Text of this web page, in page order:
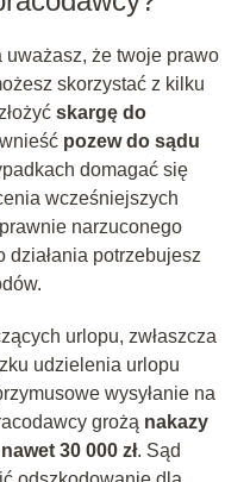
że twoje prawo
skorzystać z kilku
skargę do
pozew do sądu
domagać się
wcześniejszych
narzuconego
działania potrzebujesz
urlopu, zwłaszcza
udzielenia urlopu
wysyłanie na
grożą nakazy
30 000 zł. Sąd